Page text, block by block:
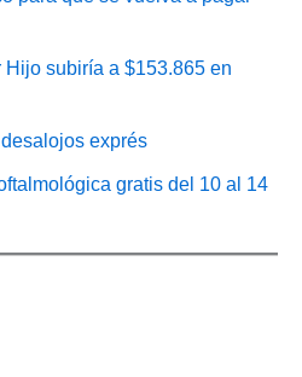
subiría a $153.865 en
exprés
gratis del 10 al 14